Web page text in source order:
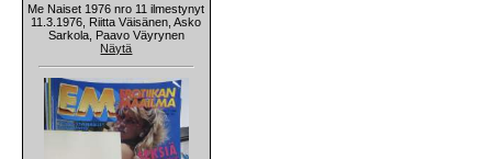
Me Naiset 1976 nro 11 ilmestynyt
11.3.1976, Riitta Väisänen, Asko
Sarkola, Paavo Väyrynen
Näytä